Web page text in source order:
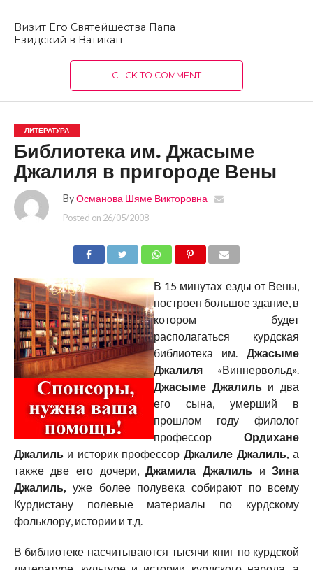
Визит Его Святейшества Папа
Езидский в Ватикан
CLICK TO COMMENT
ЛИТЕРАТУРА
Библиотека им. Джасыме
Джалиля в пригороде Вены
By Османова Шяме Викторовна
Posted on 26/05/2008
В 15 минутах езды от Вены,
построен большое здание, в
котором будет
располагаться курдская
библиотека им.Джасыме
Джалиля«Виннервольд».
Джасыме Джалильи два
его сына, умерший в
прошлом году филолог
профессорОрдихане
Джалильи историк профессорДжалиле Джалиль, а
также две его дочери,Джамила Джалиль иЗина
Джалиль, уже более полувека собирают по всему
Курдистану полевые материалы по курдскому
фольклору, истории и т.д.
В библиотеке насчитываются тысячи книг по курдской